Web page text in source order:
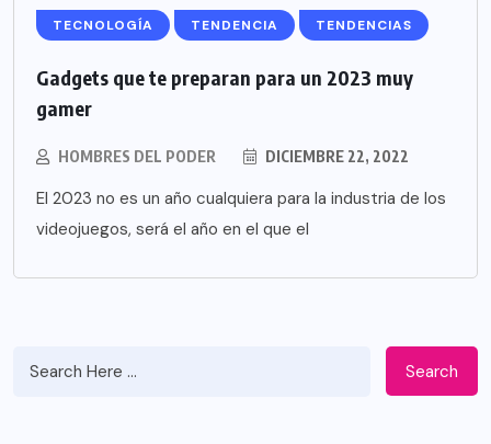
TECNOLOGÍA TENDENCIA TENDENCIAS
Gadgets que te preparan para un 2023 muy
gamer
HOMBRES DEL PODER DICIEMBRE 22, 2022
El 2023 no es un año cualquiera para la industria de los
videojuegos, será el año en el que el
Search